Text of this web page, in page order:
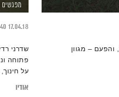
והפעם – מגוון
17.04.18
שדרני
פתוחה
על
אודיו